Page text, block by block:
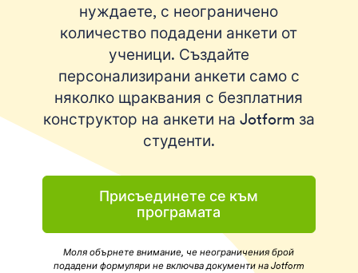
нуждаете, с неограничено
количество подадени анкети от
ученици. Създайте
персонализирани анкети само с
няколко щраквания с безплатния
конструктор на анкети на Jotform за
студенти.
Присъединете се към
програмата
Моля обърнете внимание, че неограничения брой
подадени формуляри не включва документи на Jotform